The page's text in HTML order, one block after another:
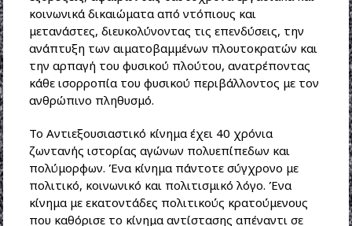
κοινωνικά δικαιώματα από ντόπιους και
μετανάστες, διευκολύνοντας τις επενδύσεις, την
ανάπτυξη των αιματοβαμμένων πλουτοκρατών και
την αρπαγή του φυσικού πλούτου, ανατρέποντας
κάθε ισορροπία του φυσικού περιβάλλοντος με τον
ανθρώπινο πληθυσμό.
Το Αντιεξουσιαστικό κίνημα έχει 40 χρόνια
ζωντανής ιστορίας αγώνων πολυεπίπεδων και
πολύμορφων. Ένα κίνημα πάντοτε σύγχρονο με
πολιτικό, κοινωνικό και πολιτισμικό λόγο. Ένα
κίνημα με εκατοντάδες πολιτικούς κρατούμενους
που καθόρισε το κίνημα αντίστασης απέναντι σε